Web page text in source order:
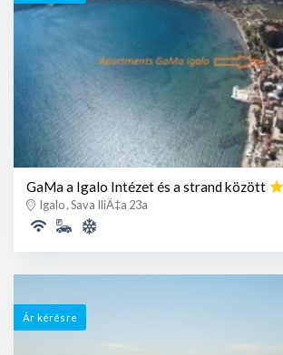
GaMa a Igalo Intézet és a strand között
Igalo , Sava IliÄ‡a 23a
Ár kérésre